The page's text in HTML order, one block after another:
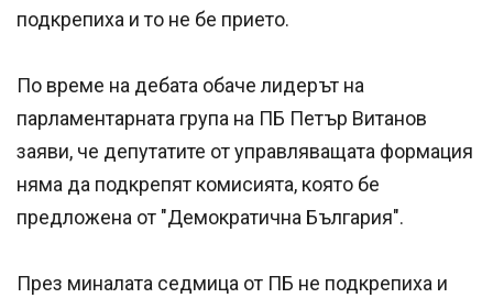
подкрепиха и то не бе прието.
По време на дебата обаче лидерът на
парламентарната група на ПБ Петър Витанов
заяви, че депутатите от управляващата формация
няма да подкрепят комисията, която бе
предложена от "Демократична България".
През миналата седмица от ПБ не подкрепиха и